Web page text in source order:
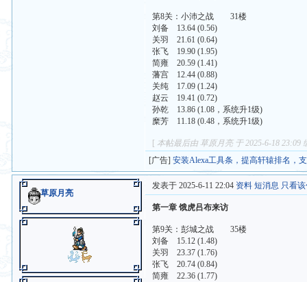
第8关：小沛之战 31楼
刘备 13.64 (0.56)
关羽 21.61 (0.64)
张飞 19.90 (1.95)
简雍 20.59 (1.41)
藩宫 12.44 (0.88)
关纯 17.09 (1.24)
赵云 19.41 (0.72)
孙乾 13.86 (1.08，系统升1级)
糜芳 11.18 (0.48，系统升1级)
[ 本帖最后由 草原月亮 于 2025-6-18 23:09
[广告]安装Alexa工具条，提高轩辕排名，
草原月亮
发表于 2025-6-11 22:04 资料 短消息 只看
第一章 饿虎吕布来访
第9关：彭城之战 35楼
刘备 15.12 (1.48)
关羽 23.37 (1.76)
张飞 20.74 (0.84)
简雍 22.36 (1.77)